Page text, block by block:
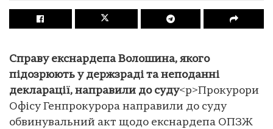
Справу екснардепа Волошина, якого
підозрюють у держзраді та неподанні
декларації, направили до суду<p>Прокурори
Офісу Генпрокурора направили до суду
обвинувальний акт щодо екснардепа ОПЗЖ